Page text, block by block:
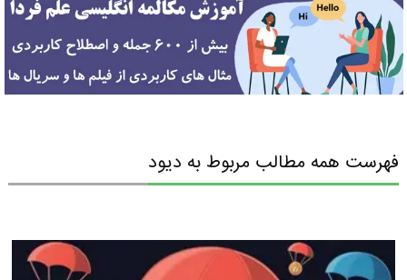
فهرست همه مطالب مربوط به دیود